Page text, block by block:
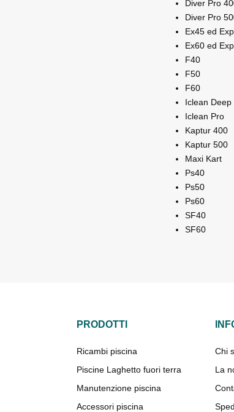
Diver Pro
Diver Pro
Ex45 ed
Ex60 ed
F40
F50
F60
Iclean Deep
Iclean Pro
Kaptur 400
Kaptur 500
Maxi Kart
Ps40
Ps50
Ps60
SF40
SF60
PRODOTTI
Ricambi piscina
Piscine Laghetto fuori terra
Manutenzione piscina
Accessori piscina
Chi
La